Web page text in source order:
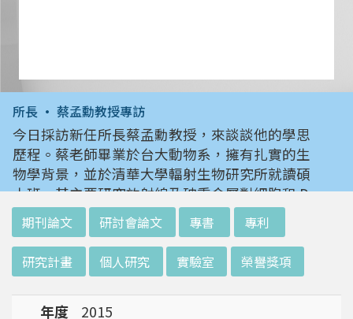
所長 • 蔡孟勳教授專訪
今日採訪新任所長蔡孟勳教授，來談談他的學思
歷程。蔡老師畢業於台大動物系，擁有扎實的生
物學背景，並於清華大學輻射生物研究所就讀碩
士班。其主要研究放射線及砷重金屬對細胞和 D
NA 的傷害及細胞表型的改變。就讀陽明大學博
士班時，選定研究長期暴露於低劑量輻射鋼筋下
對人體的影響，並比較其他國家高劑量暴露下的
不同影響。在美國國家衛生研究院從事博士後研
究時，開始了以微陣列技術探討致癌物質，如重
金屬以及輻射線等對腫瘤細胞的影響，同時有效
期刊論文 研討會論文 專書 專利
研究計畫 個人研究 實驗室 榮譽獎項
年度
2015